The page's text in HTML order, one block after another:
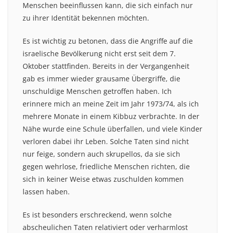
Menschen beeinflussen kann, die sich einfach nur
zu ihrer Identität bekennen möchten.
Es ist wichtig zu betonen, dass die Angriffe auf die
israelische Bevölkerung nicht erst seit dem 7.
Oktober stattfinden. Bereits in der Vergangenheit
gab es immer wieder grausame Übergriffe, die
unschuldige Menschen getroffen haben. Ich
erinnere mich an meine Zeit im Jahr 1973/74, als ich
mehrere Monate in einem Kibbuz verbrachte. In der
Nähe wurde eine Schule überfallen, und viele Kinder
verloren dabei ihr Leben. Solche Taten sind nicht
nur feige, sondern auch skrupellos, da sie sich
gegen wehrlose, friedliche Menschen richten, die
sich in keiner Weise etwas zuschulden kommen
lassen haben.
Es ist besonders erschreckend, wenn solche
abscheulichen Taten relativiert oder verharmlost